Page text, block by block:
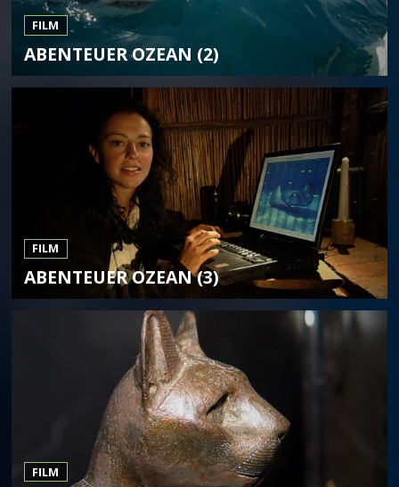
FILM
ABENTEUER OZEAN (2)
FILM
ABENTEUER OZEAN (3)
FILM